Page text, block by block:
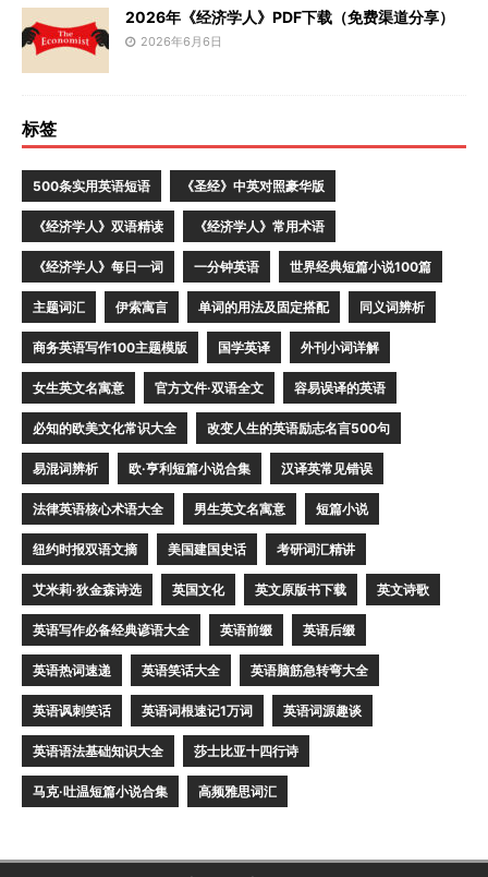
2026年《经济学人》PDF下载（免费渠道分享）
2026年6月6日
标签
500条实用英语短语 《圣经》中英对照豪华版
《经济学人》双语精读 《经济学人》常用术语
《经济学人》每日一词 一分钟英语 世界经典短篇小说100篇
主题词汇 伊索寓言 单词的用法及固定搭配 同义词辨析
商务英语写作100主题模版 国学英译 外刊小词详解
女生英文名寓意 官方文件·双语全文 容易误译的英语
必知的欧美文化常识大全 改变人生的英语励志名言500句
易混词辨析 欧·亨利短篇小说合集 汉译英常见错误
法律英语核心术语大全 男生英文名寓意 短篇小说
纽约时报双语文摘 美国建国史话 考研词汇精讲
艾米莉·狄金森诗选 英国文化 英文原版书下载 英文诗歌
英语写作必备经典谚语大全 英语前缀 英语后缀
英语热词速递 英语笑话大全 英语脑筋急转弯大全
英语讽刺笑话 英语词根速记1万词 英语词源趣谈
英语语法基础知识大全 莎士比亚十四行诗
马克·吐温短篇小说合集 高频雅思词汇